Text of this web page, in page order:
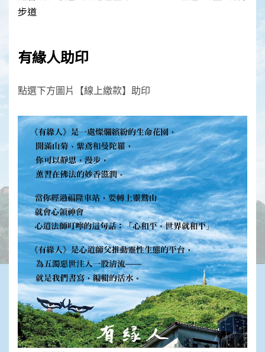
步道
有緣人助印
點選下方圖片【線上繳款】助印